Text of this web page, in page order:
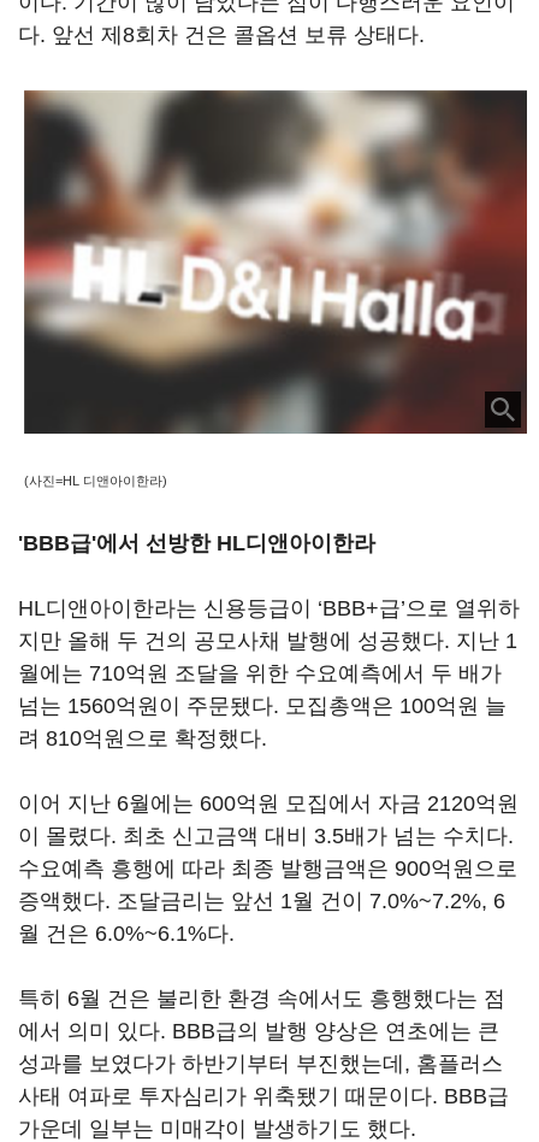
다. 앞선 제8회차 건은 콜옵션 보류 상태다.
(사진=HL 디앤아이한라)
'BBB급'에서 선방한 HL디앤아이한라
HL디앤아이한라는 신용등급이 ‘BBB+급’으로 열위하
지만 올해 두 건의 공모사채 발행에 성공했다. 지난 1
월에는 710억원 조달을 위한 수요예측에서 두 배가
넘는 1560억원이 주문됐다. 모집총액은 100억원 늘
려 810억원으로 확정했다.
이어 지난 6월에는 600억원 모집에서 자금 2120억원
이 몰렸다. 최초 신고금액 대비 3.5배가 넘는 수치다.
수요예측 흥행에 따라 최종 발행금액은 900억원으로
증액했다. 조달금리는 앞선 1월 건이 7.0%~7.2%, 6
월 건은 6.0%~6.1%다.
특히 6월 건은 불리한 환경 속에서도 흥행했다는 점
에서 의미 있다. BBB급의 발행 양상은 연초에는 큰
성과를 보였다가 하반기부터 부진했는데, 홈플러스
사태 여파로 투자심리가 위축됐기 때문이다. BBB급
가운데 일부는 미매각이 발생하기도 했다.